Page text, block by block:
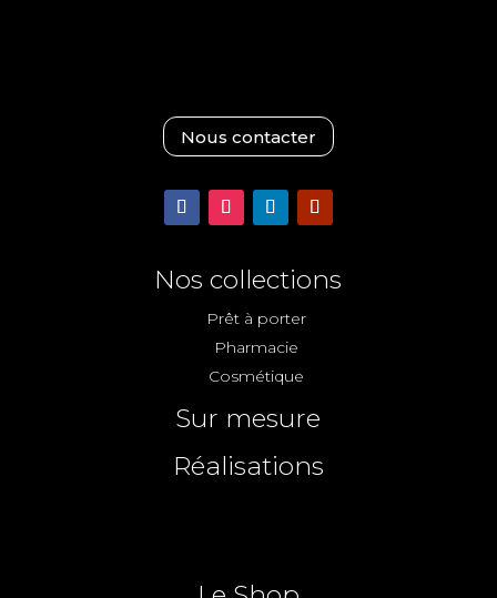
Nous contacter
Nos collections
Prêt à porter
Pharmacie
Cosmétique
Sur mesure
Réalisations